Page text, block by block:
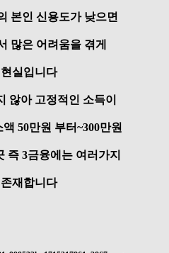
본인 신용도가 낮으면
많은 어려움을 겪게
실입니다
않아 고정적인 소득이
50만원 부터~300만원
즉 3금융에는 여러가지
재합니다